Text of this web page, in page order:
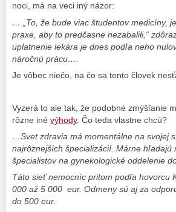
noci, má na veci iný názor:
… „To, že bude viac študentov medicíny,
praxe, aby to predčasne nezabalili,“
uplatnenie lekára je dnes podľa neho
náročnú prácu….
Je vôbec niečo, na čo sa tento človek
Vyzerá to ale tak, že podobné zmýšľanie
rôzne iné výhody. Čo teda vlastne chcú?
…Svet zdravia má momentálne na svojej
najrôznejších špecializácií. Márne
špecialistov na gynekologické oddelenie
Táto sieť nemocníc pritom podľa hovorcu
000 až 5 000 eur. Odmeny sú aj za
do 500 eur.